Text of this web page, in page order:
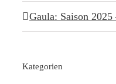
Gaula: Saison
Kategorien